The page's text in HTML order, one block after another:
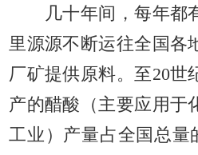
几十年间，每年都
里源源不断运往全国各
厂矿提供原料。至20世
产的醋酸（主要应用于
工业）产量占全国总量